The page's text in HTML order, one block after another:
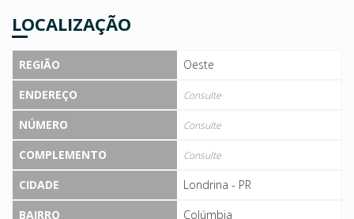
LOCALIZAÇÃO
REGIÃO
Oeste
ENDEREÇO
Consulte
NÚMERO Consulte
COMPLEMENTO Consulte
CIDADE
Londrina - PR
BAIRRO
Colúmbia